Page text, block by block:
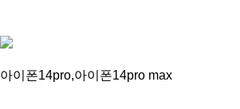
아이폰14pro,아이폰14pro max